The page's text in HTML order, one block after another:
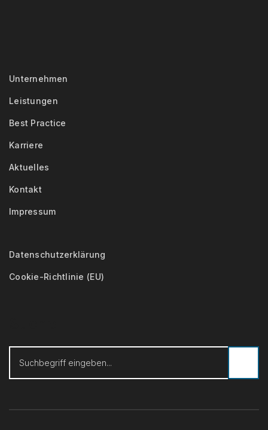
Unternehmen
Leistungen
Best Practice
Karriere
Aktuelles
Kontakt
Impressum
Datenschutzerklärung
Cookie-Richtlinie (EU)